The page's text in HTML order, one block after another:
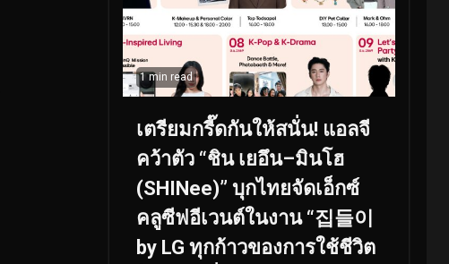
1 min read
เตรียมกรี๊ดกันให้สนั่น! แอลจี
คว้าตัว “ชิน เยอึน–มินโฮ
(SHINee)” บุกไทยจัดเอ็กซ์
คลูซีฟอีเวนต์ในงาน “집들이
by LG ทุกก้าวของการใช้ชีวิต